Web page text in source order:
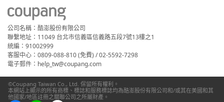
公司名稱：酷澎股份有限公司
聯繫地址：11049 台北市信義區信義路五段7號13樓之1
統編：91002999
客服中心：0809-088-810 (免費) / 02-5592-7298
電子郵件：help_tw@coupang.com
©Coupang Taiwan Co., Ltd. 保留所有權利。
本網站上顯示的所有商標、標誌和服務標誌均為酷澎股份有限公司和/或其在美國和其
他國家/地區註冊之關聯公司之所屬財產。